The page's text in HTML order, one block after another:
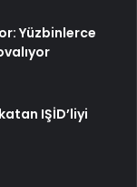
Yüzbinlerce
IŞİD’liyi